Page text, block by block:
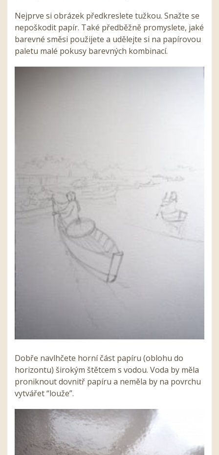
Nejprve si obrázek předkreslete tužkou. Snažte se
nepoškodit papír. Také předběžně promyslete, jaké
barevné směsi použijete a udělejte si na papírovou
paletu malé pokusy barevných kombinací.
Dobře navlhčete horní část papíru (oblohu do
horizontu) širokým štětcem s vodou. Voda by měla
proniknout dovnitř papíru a neměla by na povrchu
vytvářet “louže”.